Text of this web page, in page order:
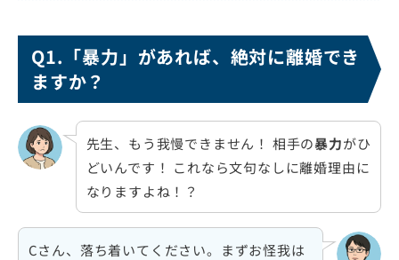
Q1.「暴力」があれば、絶対に離婚でき
ますか？
先生、もう我慢できません！ 相手の暴力がひ
どいんです！ これなら文句なしに離婚理由に
なりますよね！？
Cさん、落ち着いてください。まずお怪我は